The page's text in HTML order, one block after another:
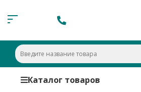
Каталог товаров